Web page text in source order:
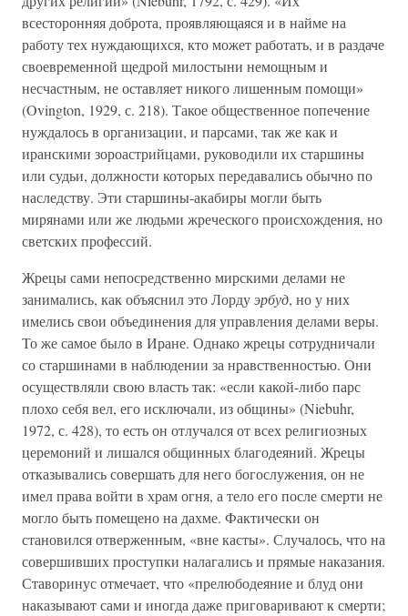
всесторонняя доброта, проявляющаяся и в найме на
работу тех нуждающихся, кто может работать, и в раздаче
своевременной щедрой милостыни немощным и
несчастным, не оставляет никого лишенным помощи»
(Ovington, 1929, с. 218). Такое общественное попечение
нуждалось в организации, и парсами, так же как и
иранскими зороастрийцами, руководили их старшины
или судьи, должности которых передавались обычно по
наследству. Эти старшины-акабиры могли быть
мирянами или же людьми жреческого происхождения, но
светских профессий.
Жрецы сами непосредственно мирскими делами не
занимались, как объяснил это Лордуэрбуд, но у них
имелись свои объединения для управления делами веры.
То же самое было в Иране. Однако жрецы сотрудничали
со старшинами в наблюдении за нравственностью. Они
осуществляли свою власть так: «если какой-либо парс
плохо себя вел, его исключали, из общины» (Niebuhr,
1972, с. 428), то есть он отлучался от всех религиозных
церемоний и лишался общинных благодеяний. Жрецы
отказывались совершать для него богослужения, он не
имел права войти в храм огня, а тело его после смерти не
могло быть помещено на дахме. Фактически он
становился отверженным, «вне касты». Случалось, что на
совершивших проступки налагались и прямые наказания.
Ставоринус отмечает, что «прелюбодеяние и блуд они
наказывают сами и иногда даже приговаривают к смерти;